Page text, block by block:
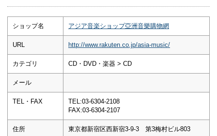
ショップ名 アジア音楽ショップ亞洲音樂購物網
URL http://www.rakuten.co.jp/asia-music/
カテゴリ CD・DVD・楽器 > CD
メール
TEL・FAX
TEL:03-6304-2108
FAX:03-6304-2107
住所 東京都新宿区西新宿3-9-3 第3梅村ビル803